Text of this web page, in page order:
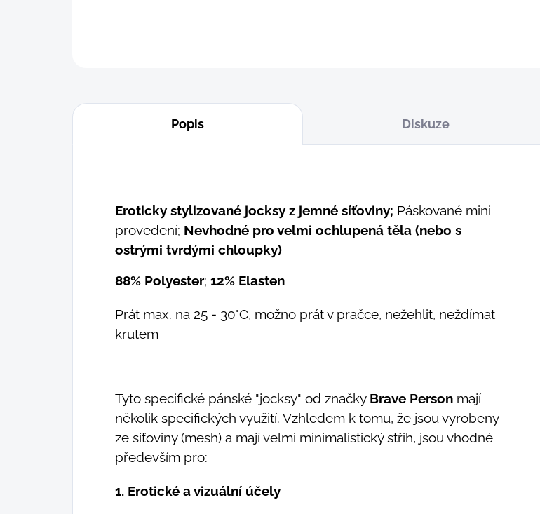
Popis Diskuze
Eroticky stylizované jocksy z jemné síťoviny; Páskované mini
provedení; Nevhodné pro velmi ochlupená těla (nebo s
ostrými tvrdými chloupky)
88% Polyester; 12% Elasten
Prát max. na 25 - 30°C, možno prát v pračce, nežehlit, neždímat
krutem
Tyto specifické pánské "jocksy" od značky Brave Person mají
několik specifických využití. Vzhledem k tomu, že jsou vyrobeny
ze síťoviny (mesh) a mají velmi minimalistický střih, jsou vhodné
především pro:
1. Erotické a vizuální účely